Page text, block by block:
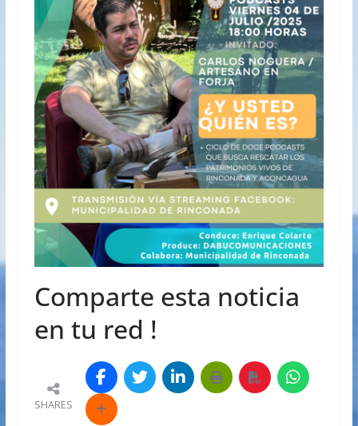
Comparte esta noticia
en tu red !
SHARES